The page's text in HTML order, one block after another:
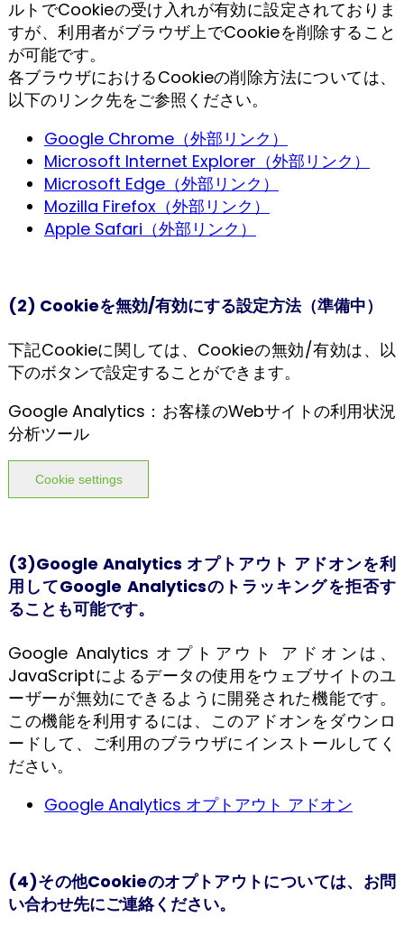
ルトでCookieの受け入れが有効に設定されておりま
すが、利用者がブラウザ上でCookieを削除すること
が可能です。
各ブラウザにおけるCookieの削除方法については、
以下のリンク先をご参照ください。
Google Chrome（外部リンク）
Microsoft Internet Explorer（外部リンク）
Microsoft Edge（外部リンク）
Mozilla Firefox（外部リンク）
Apple Safari（外部リンク）
(2) Cookieを無効/有効にする設定方法（準備中）
下記Cookieに関しては、Cookieの無効/有効は、以
下のボタンで設定することができます。
Google Analytics：お客様のWebサイトの利用状況
分析ツール
Cookie settings
(3)Google Analytics オプトアウト アドオンを利
用してGoogle Analyticsのトラッキングを拒否す
ることも可能です。
Google Analytics オプトアウト アドオンは、
JavaScriptによるデータの使用をウェブサイトのユ
ーザーが無効にできるように開発された機能です。
この機能を利用するには、このアドオンをダウンロ
ードして、ご利用のブラウザにインストールしてく
ださい。
Google Analytics オプトアウト アドオン
(4)その他Cookieのオプトアウトについては、お問
い合わせ先にご連絡ください。